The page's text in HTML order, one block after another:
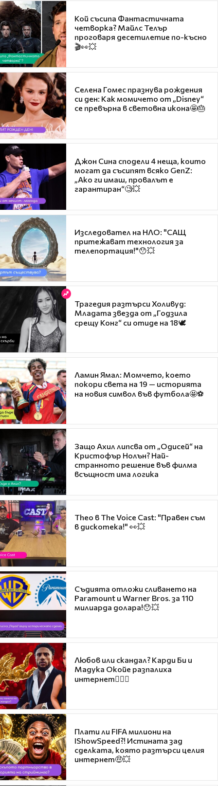
Кой съсипа Фантастичната
четворка? Майлс Телър
проговаря десетилетие по-късно
🎬👀💥
Селена Гомес празнува рождения
си ден: Как момичето от „Disney“
се превърна в световна икона🤩🎂
Джон Сина сподели 4 неща, които
могат да съсипят всяко GenZ:
„Ако ги имаш, провалът е
гарантиран“🧐💥
Изследовател на НЛО: "САЩ
притежават технология за
телепортация!"😯💥
Трагедия разтърси Холивуд:
Младата звезда от „Годзила
срещу Конг“ си отиде на 18🕊️
Ламин Ямал: Момчето, което
покори света на 19 — историята
на новия символ във футбола🤩⚽
Защо Ахил липсва от „Одисей“ на
Кристофър Нолън? Най-
странното решение във филма
всъщност има логика
Theo в The Voice Cast: "Правен съм
в дискотека!" 👀💥
Съдията отложи сливането на
Paramount и Warner Bros. за 110
милиарда долара!😯💥
Любов или скандал? Карди Би и
Мадука Окойе разпалиха
интернет❤️‍🔥🔥
Плати ли FIFA милиони на
IShowSpeed?! Истината зад
сделката, която разтърси целия
интернет🤑💥